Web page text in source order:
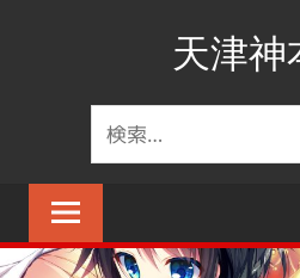
キ
天津神
検
対